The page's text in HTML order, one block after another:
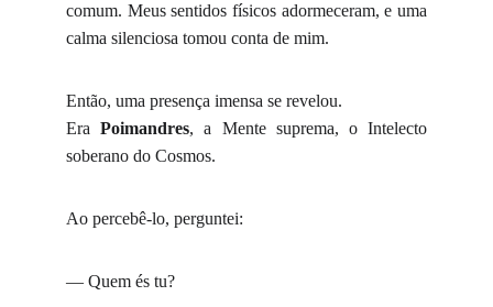
comum. Meus sentidos físicos adormeceram, e uma
calma silenciosa tomou conta de mim.
Então, uma presença imensa se revelou.
EraPoimandres, a Mente suprema, o Intelecto
soberano do Cosmos.
Ao percebê-lo, perguntei:
— Quem és tu?